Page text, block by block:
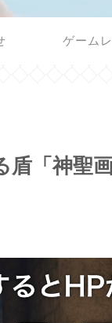
ゲーム
「神聖